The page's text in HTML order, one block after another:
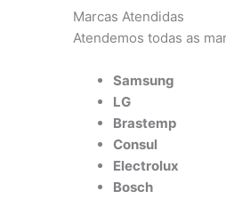
Marcas Atendidas
Atendemos todas as
Samsung
LG
Brastemp
Consul
Electrolux
Bosch